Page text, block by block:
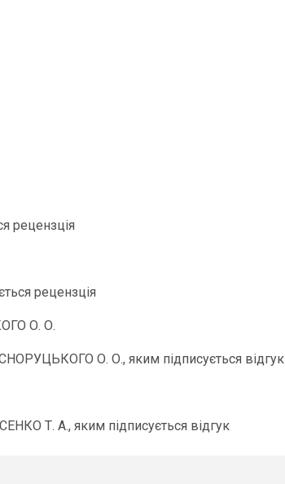
рецензція
рецензція
О. О.
О. О., яким підписується відгук
Т. А., яким підписується відгук